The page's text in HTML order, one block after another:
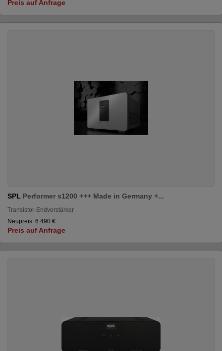
Preis auf Anfrage
SPL Performer s1200 +++ Made in Germany +...
Transistor-Endverstärker
Neupreis: 6.490 €
Preis auf Anfrage